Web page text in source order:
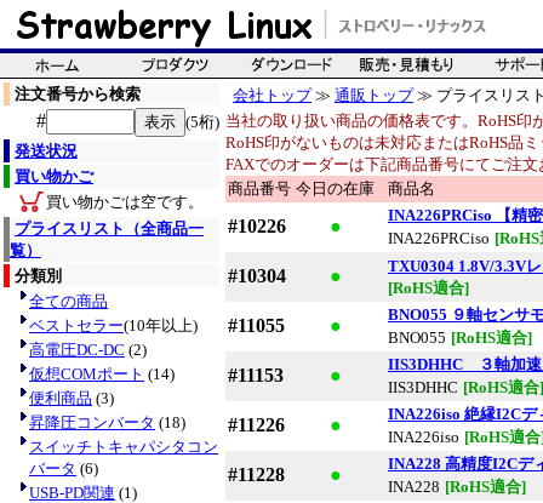
注文番号から検索
#
(5桁)
発送状況
買い物かご
買い物かごは空です。
プライスリスト（全商品一
覧）
分類別
全ての商品
ベストセラー(10年以上)
高電圧DC-DC (2)
仮想COMポート (14)
便利商品 (3)
昇降圧コンバータ (18)
スイッチトキャパシタコン
バータ (6)
USB-PD関連 (1)
会社トップ≫ 通販トップ≫ プライスリス
当社の取り扱い商品の価格表です。RoHS印
RoHS印がないものは未対応またはRoHS品
FAXでのオーダーは下記商品番号にてご注
商品番号 今日の在庫 商品名
#10226 ●
INA226PRCiso 【精
INA226PRCiso
#10304 ●
TXU0304 1.8V/3.3V
[RoHS適合]
#11055 ●
BNO055 ９軸センサ
BNO055 [RoHS適合]
#11153 ●
IIS3DHHC ３軸加速
IIS3DHHC [RoHS適合]
#11226 ●
INA226iso 絶縁I2Cデ
INA226iso [RoHS適
#11228 ●
INA228 高精度I2Cデ
INA228 [RoHS適合]